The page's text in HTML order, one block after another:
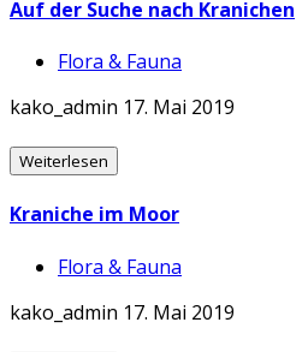
Auf der Suche nach Kranichen
Flora & Fauna
kako_admin 17. Mai 2019
Weiterlesen
Kraniche im Moor
Flora & Fauna
kako_admin 17. Mai 2019